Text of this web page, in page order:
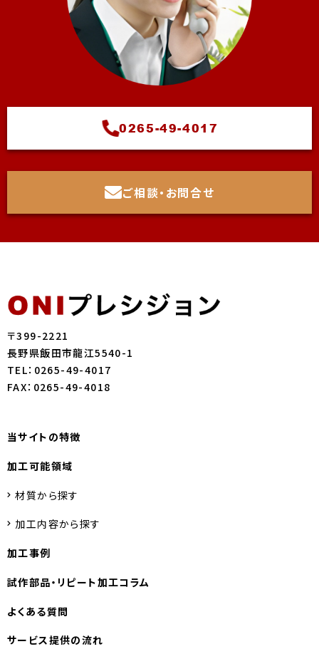
0265-49-4017
ご相談・お問合せ
〒399-2221
長野県飯田市龍江5540-1
TEL：0265-49-4017
FAX：0265-49-4018
当サイトの特徴
加工可能領域
材質から探す
加工内容から探す
加工事例
試作部品・ リピート加工コラム
よくある質問
サービス提供の流れ